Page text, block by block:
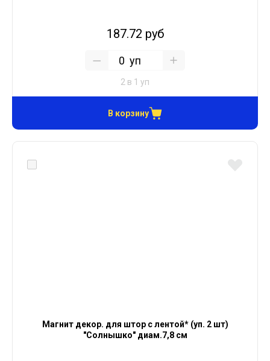
187.72 руб
уп
2 в 1 уп
В корзину
Магнит декор. для штор с лентой* (уп. 2 шт)
"Солнышко" диам.7,8 см